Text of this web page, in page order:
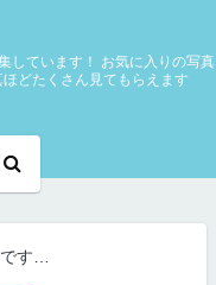
しています！ お気に入りの写真
どたくさん見てもらえます
す…